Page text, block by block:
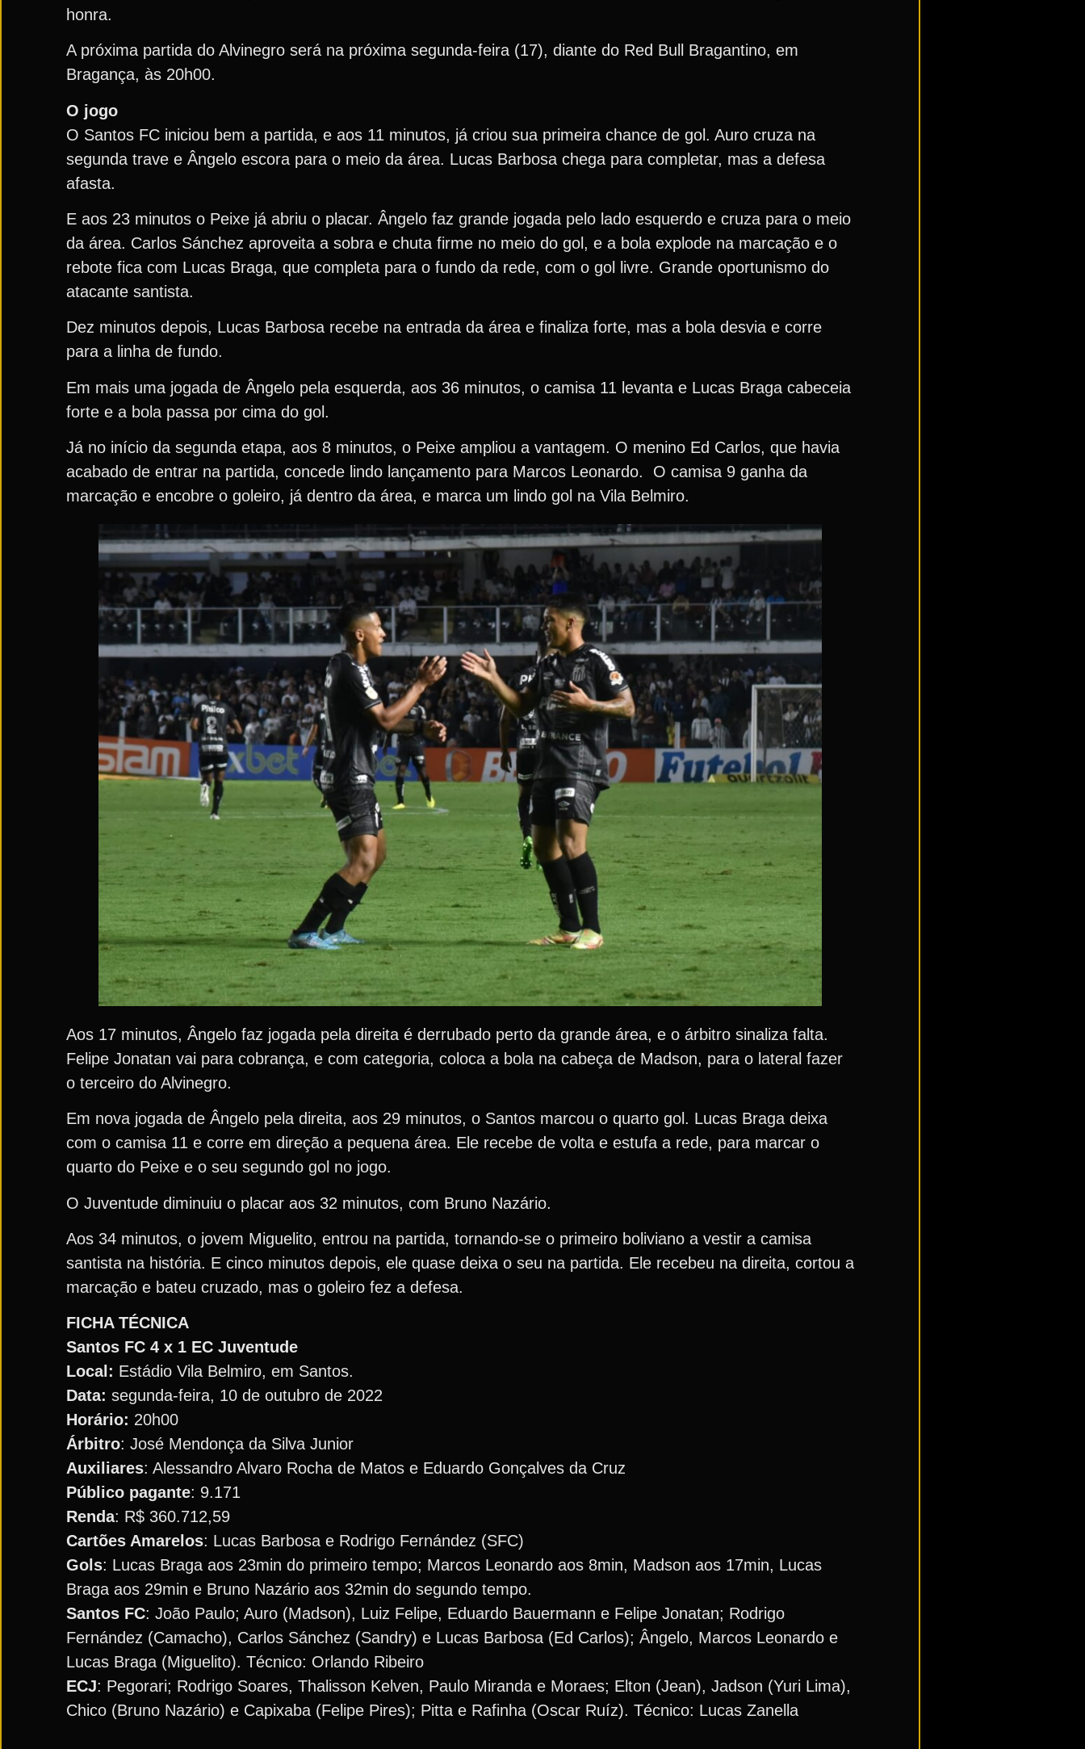
honra.
A próxima partida do Alvinegro será na próxima segunda-feira (17), diante do Red Bull Bragantino, em
Bragança, às 20h00.
O jogo
O Santos FC iniciou bem a partida, e aos 11 minutos, já criou sua primeira chance de gol. Auro cruza na
segunda trave e Ângelo escora para o meio da área. Lucas Barbosa chega para completar, mas a defesa
afasta.
E aos 23 minutos o Peixe já abriu o placar. Ângelo faz grande jogada pelo lado esquerdo e cruza para o meio
da área. Carlos Sánchez aproveita a sobra e chuta firme no meio do gol, e a bola explode na marcação e o
rebote fica com Lucas Braga, que completa para o fundo da rede, com o gol livre. Grande oportunismo do
atacante santista.
Dez minutos depois, Lucas Barbosa recebe na entrada da área e finaliza forte, mas a bola desvia e corre
para a linha de fundo.
Em mais uma jogada de Ângelo pela esquerda, aos 36 minutos, o camisa 11 levanta e Lucas Braga cabeceia
forte e a bola passa por cima do gol.
Já no início da segunda etapa, aos 8 minutos, o Peixe ampliou a vantagem. O menino Ed Carlos, que havia
acabado de entrar na partida, concede lindo lançamento para Marcos Leonardo. O camisa 9 ganha da
marcação e encobre o goleiro, já dentro da área, e marca um lindo gol na Vila Belmiro.
Aos 17 minutos, Ângelo faz jogada pela direita é derrubado perto da grande área, e o árbitro sinaliza falta.
Felipe Jonatan vai para cobrança, e com categoria, coloca a bola na cabeça de Madson, para o lateral fazer
o terceiro do Alvinegro.
Em nova jogada de Ângelo pela direita, aos 29 minutos, o Santos marcou o quarto gol. Lucas Braga deixa
com o camisa 11 e corre em direção a pequena área. Ele recebe de volta e estufa a rede, para marcar o
quarto do Peixe e o seu segundo gol no jogo.
O Juventude diminuiu o placar aos 32 minutos, com Bruno Nazário.
Aos 34 minutos, o jovem Miguelito, entrou na partida, tornando-se o primeiro boliviano a vestir a camisa
santista na história. E cinco minutos depois, ele quase deixa o seu na partida. Ele recebeu na direita, cortou a
marcação e bateu cruzado, mas o goleiro fez a defesa.
FICHA TÉCNICA
Santos FC 4 x 1 EC Juventude
Local: Estádio Vila Belmiro, em Santos.
Data: segunda-feira, 10 de outubro de 2022
Horário: 20h00
Árbitro: José Mendonça da Silva Junior
Auxiliares: Alessandro Alvaro Rocha de Matos e Eduardo Gonçalves da Cruz
Público pagante: 9.171
Renda: R$ 360.712,59
Cartões Amarelos: Lucas Barbosa e Rodrigo Fernández (SFC)
Gols: Lucas Braga aos 23min do primeiro tempo; Marcos Leonardo aos 8min, Madson aos 17min, Lucas
Braga aos 29min e Bruno Nazário aos 32min do segundo tempo.
Santos FC: João Paulo; Auro (Madson), Luiz Felipe, Eduardo Bauermann e Felipe Jonatan; Rodrigo
Fernández (Camacho), Carlos Sánchez (Sandry) e Lucas Barbosa (Ed Carlos); Ângelo, Marcos Leonardo e
Lucas Braga (Miguelito). Técnico: Orlando Ribeiro
ECJ: Pegorari; Rodrigo Soares, Thalisson Kelven, Paulo Miranda e Moraes; Elton (Jean), Jadson (Yuri Lima),
Chico (Bruno Nazário) e Capixaba (Felipe Pires); Pitta e Rafinha (Oscar Ruíz). Técnico: Lucas Zanella